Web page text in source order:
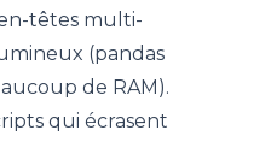
têtes multi-
(pandas
de RAM).
qui écrasent